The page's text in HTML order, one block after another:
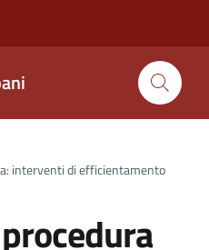
interventi di efficientamento